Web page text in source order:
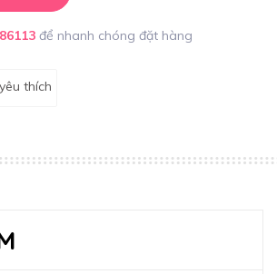
để nhanh chóng đặt hàng
thích